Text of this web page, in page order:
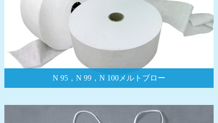
N 95，N 99，N 100メルトブロー